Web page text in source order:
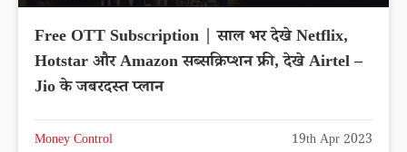
Free OTT Subscription | साल भर देखे Netflix,
Hotstar और Amazon सब्सक्रिप्शन फ्री, देखे Airtel –
Jio के जबरदस्त प्लान
Money Control 19th Apr 2023